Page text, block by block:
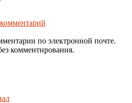
по электронной почте.
комментирования.